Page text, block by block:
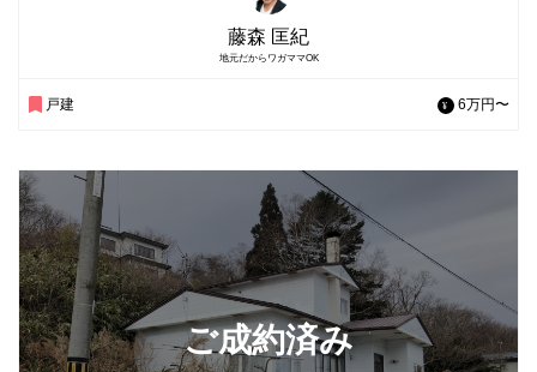
藤森 匡紀
地元だからワガママOK
戸建 6万円〜
ご成約済み